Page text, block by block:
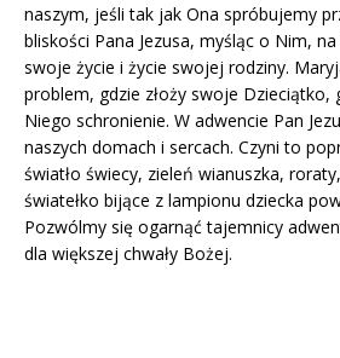
naszym, jeśli tak jak Ona spróbujemy
bliskości Pana Jezusa, myśląc o Nim,
swoje życie i życie swojej rodziny.
problem, gdzie złoży swoje Dzieciątko,
Niego schronienie. W adwencie Pan
naszych domach i sercach. Czyni to
światło świecy, zieleń wianuszka,
światełko bijące z lampionu dziecka
Pozwólmy się ogarnąć tajemnicy
dla większej chwały Bożej.